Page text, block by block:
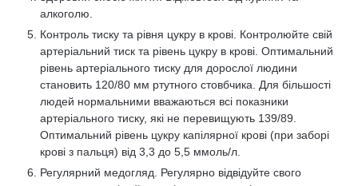
алкоголю.
Контроль тиску та рівня цукру в крові. Контролюйте свій
артеріальний тиск та рівень цукру в крові. Оптимальний
рівень артеріального тиску для дорослої людини
становить 120/80 мм ртутного стовбчика. Для більшості
людей нормальними вважаються всі показники
артеріального тиску, які не перевищують 139/89.
Оптимальний рівень цукру капілярної крові (при заборі
крові з пальця) від 3,3 до 5,5 ммоль/л.
Регулярний медогляд. Регулярно відвідуйте свого